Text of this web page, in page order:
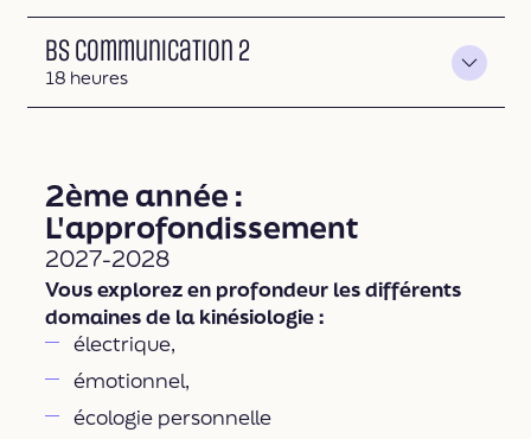
BS Communication 2
Durée
18 heures
2ème année :
L'approfondissement
2027-2028
Vous explorez en profondeur les différents
domaines de la kinésiologie :
électrique,
émotionnel,
écologie personnelle